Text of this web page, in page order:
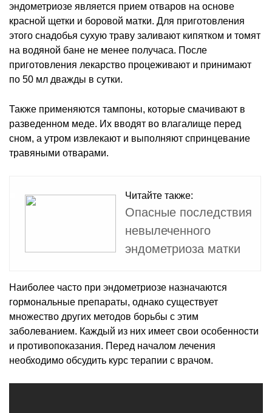
эндометриозе является прием отваров на основе
красной щетки и боровой матки. Для приготовления
этого снадобья сухую траву заливают кипятком и томят
на водяной бане не менее получаса. После
приготовления лекарство процеживают и принимают
по 50 мл дважды в сутки.
Также применяются тампоны, которые смачивают в
разведенном меде. Их вводят во влагалище перед
сном, а утром извлекают и выполняют спринцевание
травяными отварами.
Читайте также:
Опасные последствия
невылеченного
эндометриоза матки
Наиболее часто при эндометриозе назначаются
гормональные препараты, однако существует
множество других методов борьбы с этим
заболеванием. Каждый из них имеет свои особенности
и противопоказания. Перед началом лечения
необходимо обсудить курс терапии с врачом.